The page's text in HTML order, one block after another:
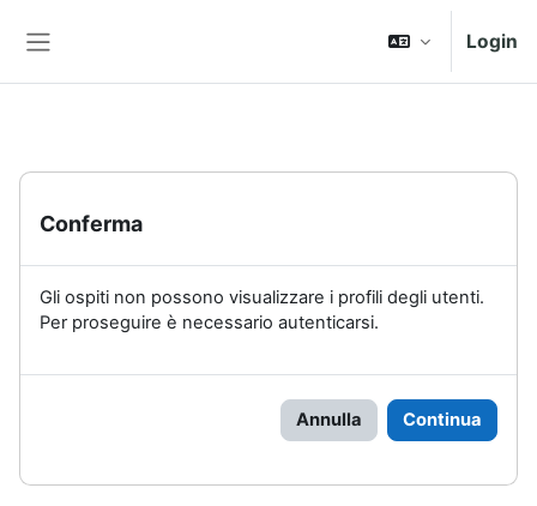
Login
Conferma
Gli ospiti non possono visualizzare i profili degli utenti.
Per proseguire è necessario autenticarsi.
Annulla Continua